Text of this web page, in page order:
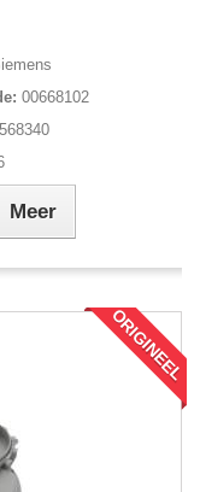
00668102
Meer
ORIGINEEL